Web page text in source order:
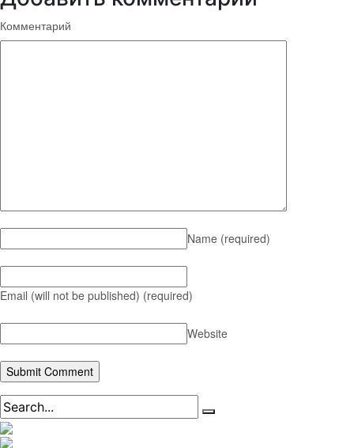
Комментарий
Name (required)
Email (will not be published) (required)
Website